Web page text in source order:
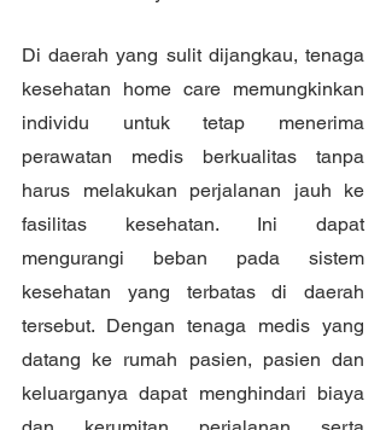
Di daerah yang sulit dijangkau, tenaga
kesehatan home care memungkinkan
individu untuk tetap menerima
perawatan medis berkualitas tanpa
harus melakukan perjalanan jauh ke
fasilitas kesehatan. Ini dapat
mengurangi beban pada sistem
kesehatan yang terbatas di daerah
tersebut. Dengan tenaga medis yang
datang ke rumah pasien, pasien dan
keluarganya dapat menghindari biaya